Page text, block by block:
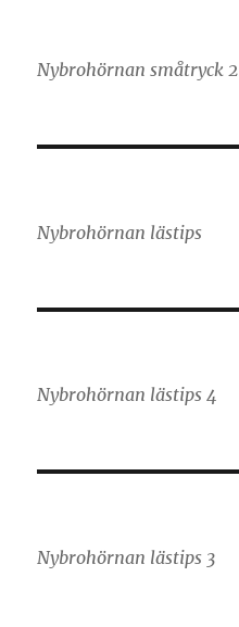
Nybrohörnan småtryck 2
Nybrohörnan lästips
Nybrohörnan lästips 4
Nybrohörnan lästips 3